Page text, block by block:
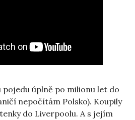
pojedu úplně po milionu let do
nepočítám Polsko). Koupily
do Liverpoolu. A s jejím